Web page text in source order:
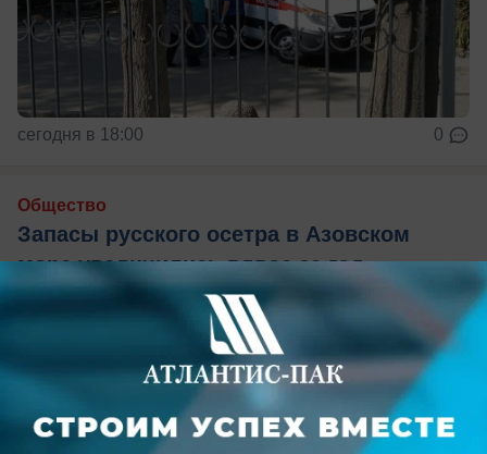
сегодня в 18:00 0
Общество
Запасы русского осетра в Азовском
море увеличились вдвое за год
Ученые связывают рост популяции с работой
рыбоводных заводов и усиленной охраной